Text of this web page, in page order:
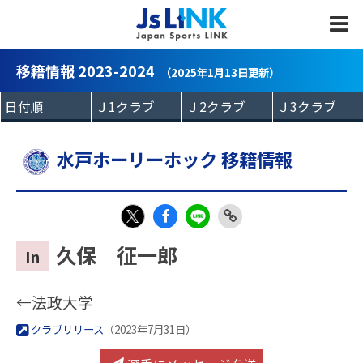
移籍情報 2023-2024 （2025年1月13日更新）
水戸ホーリーホック 移籍情報
eb
In 久保 征一郎
←法政大学
クラブリリース （2023年7月31日）